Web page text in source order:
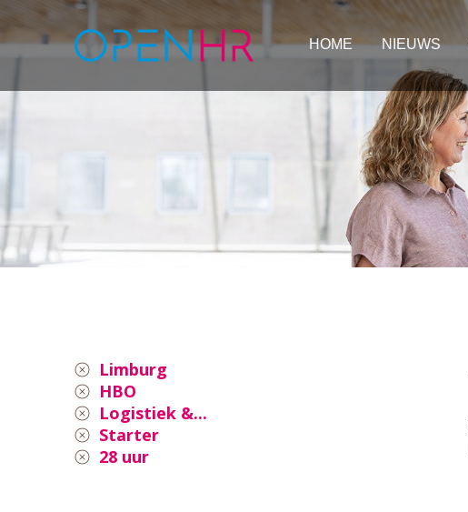
HOME NIEUWS
Limburg
HBO
Logistiek &...
Starter
28 uur